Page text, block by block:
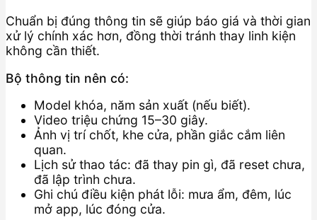
Chuẩn bị đúng thông tin sẽ giúp báo giá và thời gian
xử lý chính xác hơn, đồng thời tránh thay linh kiện
không cần thiết.
Bộ thông tin nên có:
Model khóa, năm sản xuất (nếu biết).
Video triệu chứng 15–30 giây.
Ảnh vị trí chốt, khe cửa, phần giắc cắm liên
quan.
Lịch sử thao tác: đã thay pin gì, đã reset chưa,
đã lập trình chưa.
Ghi chú điều kiện phát lỗi: mưa ẩm, đêm, lúc
mở app, lúc đóng cửa.